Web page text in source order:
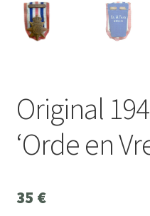
Original
‘Orde en
35 €